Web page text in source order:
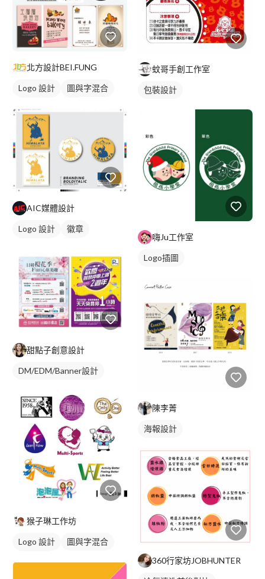
北方設計BEI.FUNG
Logo 設計
圖與字混合
AIC媒體設計
Logo 設計
徽章
甜點子創意設計
DM/EDM/Banner設計
猴子琳工作坊
Logo 設計
圖與字混合
蚊哥手創工作室
包裝設計
嗨Ju工作室
Logo插圖
陳李菁
海報設計
360行家坊JOBHUNTER